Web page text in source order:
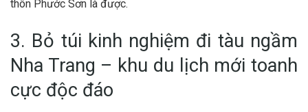
t‎‎hôn Phước Sơn là đ‎‎ược.
3. Bỏ túi kinh nghiệm đi tàu ngầm
Nha Trang – khu du lịch mới toanh
cực độc đáo